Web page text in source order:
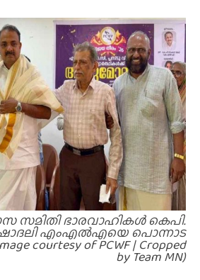
സമിതി ഭാരവാഹികൾ കെപി.
എംഎൽഎയെ പൊന്നാട
courtesy of PCWF | Cropped
by Team MN)